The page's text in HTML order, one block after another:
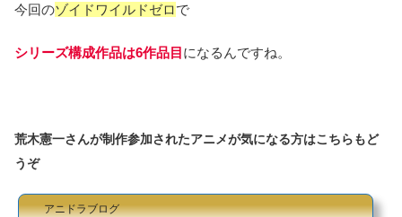
今回のゾイドワイルドゼロで
シリーズ構成作品は6作品目 になるんですね。
荒木憲一さんが制作参加されたアニメが気になる方はこちらもど
うぞ
アニドラブログ